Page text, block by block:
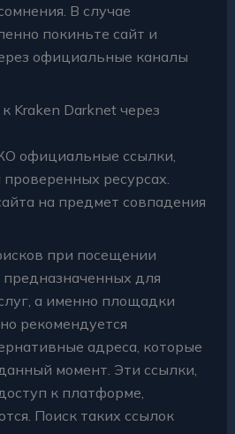
В случае
покиньте сайт и
официальные каналы
Kraken Darknet через
официальные ссылки,
ресурсах.
на предмет совпадения
при посещении
для
а именно площадки
рекомендуется
адреса, которые
момент . Эти ссылки,
к платформе,
Поиск таких ссылок